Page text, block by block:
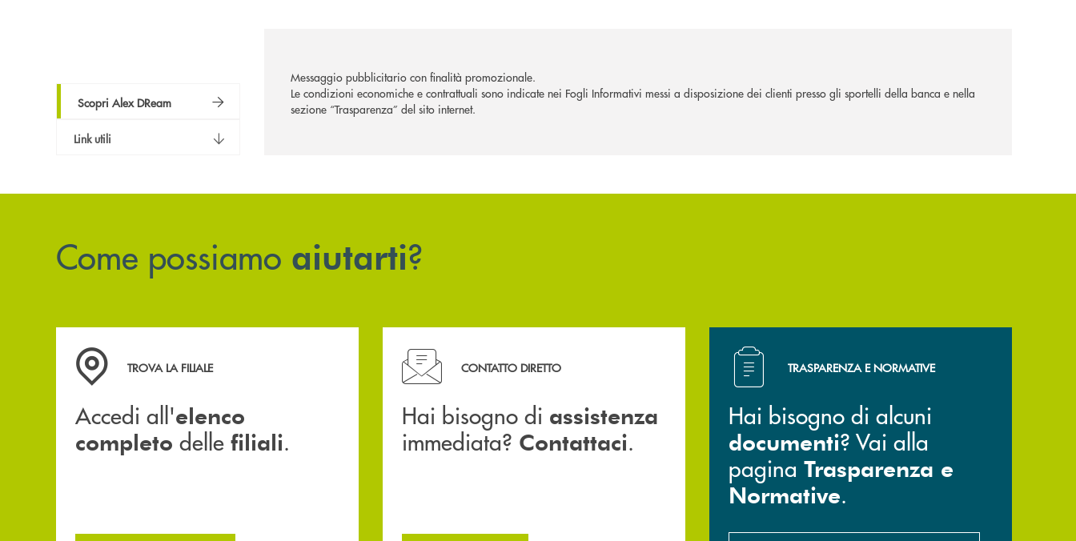
Scopri Alex DReam
Link utili
Messaggio pubblicitario con finalità promozionale.
Le condizioni economiche e contrattuali sono indicate nei Fogli Informativi messi a disposizione dei clienti presso gli sportelli della banca e nella
sezione “Trasparenza” del sito internet.
Come possiamo aiutarti?
Accedi all' elenco completo delle filiali .
TROVA LA FILIALE
Accedi all'elenco
completo delle filiali.
Hai bisogno di assistenza immediata? Contattaci .
CONTATTO DIRETTO
Hai bisogno di assistenza
immediata? Contattaci.
Hai bisogno di alcuni documenti ? Vai alla pagina
TRASPARENZA E NORMATIVE
Hai bisogno di alcuni
documenti? Vai alla
pagina Trasparenza e
Normative.